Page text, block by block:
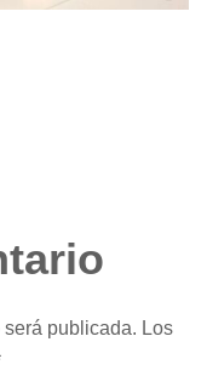
publicada. Los